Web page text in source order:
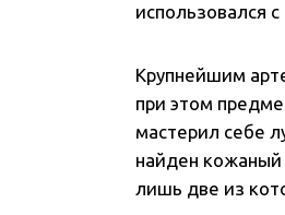
использовался
Крупнейшим
при этом
мастерил себе
найден кожаный
лишь две из